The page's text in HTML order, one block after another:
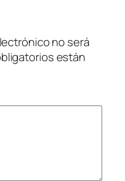
no será
están